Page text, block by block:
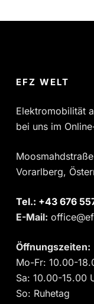
EFZ WELT
Elektromobilität
bei uns im
Vorarlberg,
Tel.: ‎+43 676
E-Mail:
Öffnungszeiten:
Mo-Fr: 10.00-
Sa: 10.00-15.00
So: Ruhetag